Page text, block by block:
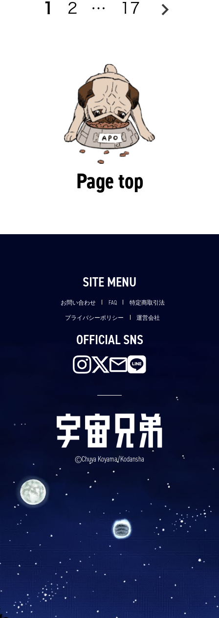
1 2 … 17
Page top
SITE MENU
お問い合わせ FAQ 特定商取引法
プライバシーポリシー 運営会社
OFFICIAL SNS
©Chuya Koyama/Kodansha